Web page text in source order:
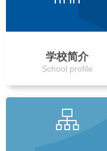
学校简介
School profile